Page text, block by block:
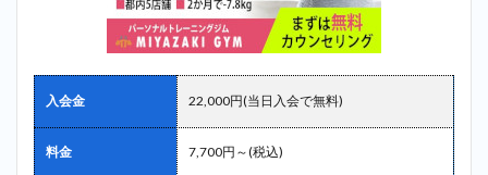
入会金 22,000円(当日入会で無料)
料金 7,700円～(税込)